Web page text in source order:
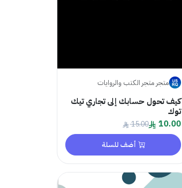
متجر متجر ‏الكتب والروايات
كيف تحول حسابك إلى تجاري تيك
توك
10.00
15.00
أضف للسلة